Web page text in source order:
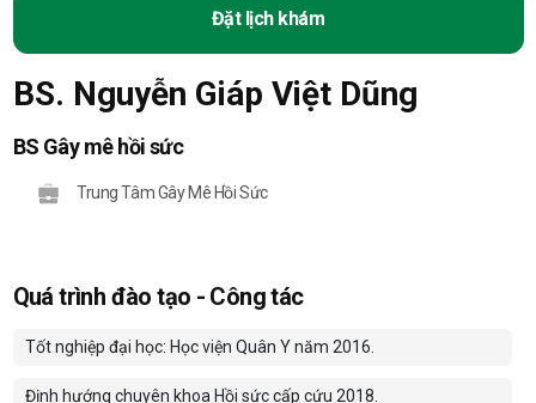
Đặt lịch khám
BS. Nguyễn Giáp Việt Dũng
BS Gây mê hồi sức
Trung Tâm Gây Mê Hồi Sức
Quá trình đào tạo - Công tác
Tốt nghiệp đại học: Học viện Quân Y năm 2016.
Định hướng chuyên khoa Hồi sức cấp cứu 2018.